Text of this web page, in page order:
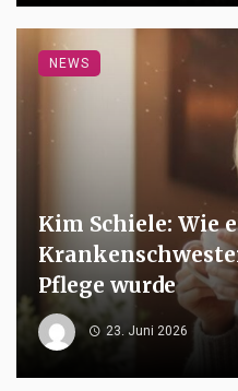
Kim Schiele: Wie
Pflege wurde
23. Juni 2026
NEWS